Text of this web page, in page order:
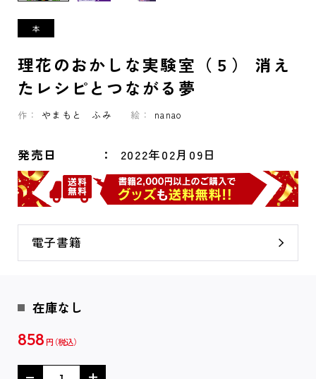
理花のおかしな実験室（５） 消え
たレシピとつながる夢
作： やまもと ふみ 絵： nanao
発売日 2022年02月09日
電子書籍
在庫なし
858 円